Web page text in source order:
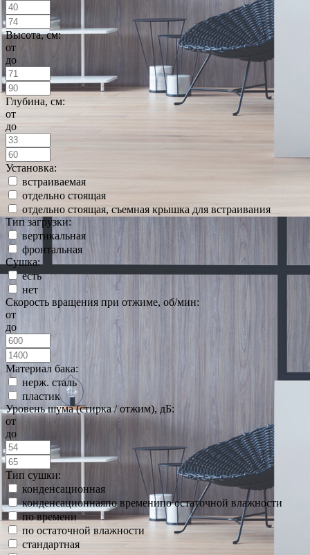
Высота, см:
от
до
Глубина, см:
от
до
Установка:
встраиваемая
отдельно стоящая
отдельно стоящая, съемная крышка для встраивания
Тип загрузки:
вертикальная
фронтальная
Сушка:
есть
нет
Скорость вращения при отжиме, об/мин:
от
до
Материал бака:
нерж. сталь
пластик
Уровень шума (стирка / отжим), дБ:
от
до
Тип сушки:
конденсационная
конденсационнаяпо временипо остаточной влажности
по времени
по остаточной влажности
стандартная